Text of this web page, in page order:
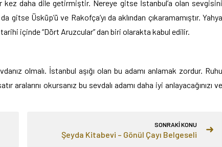
kez daha dile getirmiştir. Nereye gitse İstanbul’a olan sevgisini
Üsküp’ü ve Rakofça’yı da aklından çıkaramamıştır. Yahya
içinde “Dört Aruzcular” dan biri olarakta kabul edilir.
olmalı. İstanbul aşığı olan bu adamı anlamak zordur. Ruhu
okursanız bu sevdalı adamı daha iyi anlayacağınızı ve
SONRAKİ KONU
Şeyda Kitabevi – Gönül Çayı Belgeseli